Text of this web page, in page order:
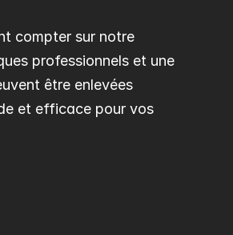
compter sur notre
professionnels et une
être enlevées
et efficace pour vos